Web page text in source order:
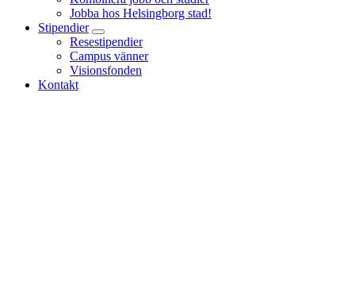
Jobba hos Helsingborg stad!
Stipendier
Resestipendier
Campus vänner
Visionsfonden
Kontakt